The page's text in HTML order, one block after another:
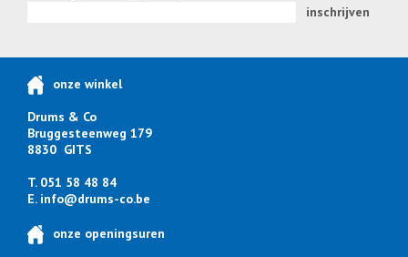
inschrijven
onze winkel
Drums & Co
Bruggesteenweg 179
8830 GITS
T. 051 58 48 84
E. info@drums-co.be
onze openingsuren